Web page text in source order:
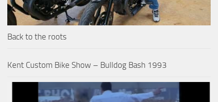
Back to the roots
Kent Custom Bike Show – Bulldog Bash 1993